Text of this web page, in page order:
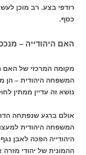
רודפי בצע. רב מוכן
כסף.
האם היהודייה – מנכס
מקומה המרכזי של האם
המשפחה היהודית – הן
נושא זה עדיין ממתין
אולם ברגע שנפתחה
המשפחה היהודית
היהודייה הפכה לאבן